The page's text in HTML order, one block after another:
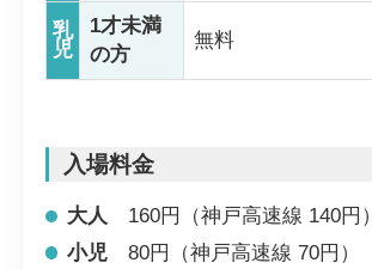
乳
児
1才未満
の方
無料
入場料金
大人 160円（神戸高速線 140円）
小児80円（神戸高速線 70円）